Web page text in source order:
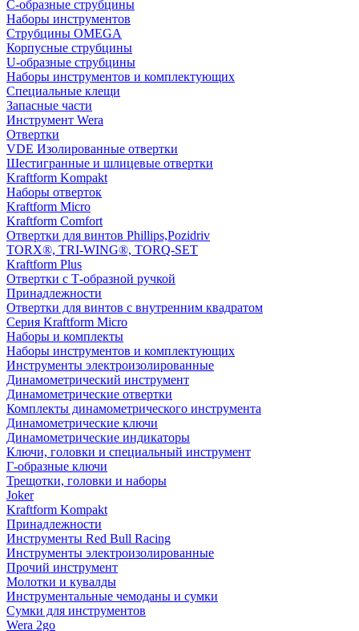
C-образные струбцины
Наборы инструментов
Струбцины OMEGA
Корпусные струбцины
U-образные струбцины
Наборы инструментов и комплектующих
Специальные клещи
Запасные части
Инструмент Wera
Отвертки
VDE Изолированные отвертки
Шестигранные и шлицевые отвертки
Kraftform Kompakt
Наборы отверток
Kraftform Micro
Kraftform Comfort
Отвертки для винтов Phillips,Pozidriv
TORX®, TRI-WING®, TORQ-SET
Kraftform Plus
Отвертки с Т-образной ручкой
Принадлежности
Отвертки для винтов с внутренним квадратом
Серия Kraftform Micro
Наборы и комплекты
Наборы инструментов и комплектующих
Инструменты электроизолированные
Динамометрический инструмент
Динамометрические отвертки
Комплекты динамометрического инструмента
Динамометрические ключи
Динамометрические индикаторы
Ключи, головки и специальный инструмент
Г-образные ключи
Трещотки, головки и наборы
Joker
Kraftform Kompakt
Принадлежности
Инструменты Red Bull Racing
Инструменты электроизолированные
Прочий инструмент
Молотки и кувалды
Инструментальные чемоданы и сумки
Сумки для инструментов
Wera 2go